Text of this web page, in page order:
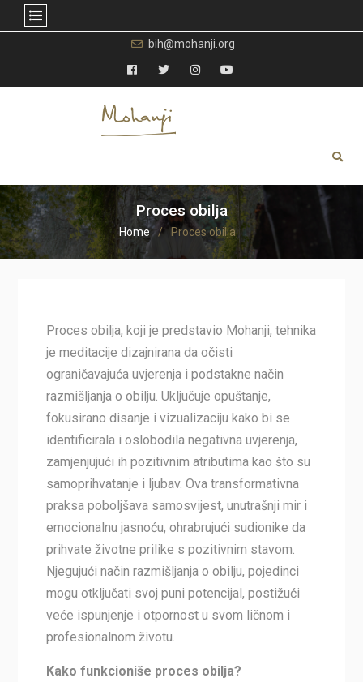
content
bih@mohanji.org
Facebook
TwitterInstagramYouTube
Proces obilja
Home Proces obilja
Proces obilja, koji je predstavio Mohanji, tehnika
je meditacije dizajnirana da očisti
ograničavajuća uvjerenja i podstakne način
razmišljanja o obilju. Uključuje opuštanje,
fokusirano disanje i vizualizaciju kako bi se
identificirala i oslobodila negativna uvjerenja,
zamjenjujući ih pozitivnim atributima kao što su
samoprihvatanje i ljubav. Ova transformativna
praksa poboljšava samosvijest, unutrašnji mir i
emocionalnu jasnoću, ohrabrujući sudionike da
prihvate životne prilike s pozitivnim stavom.
Njegujući način razmišljanja o obilju, pojedinci
mogu otključati svoj puni potencijal, postižući
veće ispunjenje i otpornost u svom ličnom i
profesionalnom životu.
Kako funkcioniše proces obilja?